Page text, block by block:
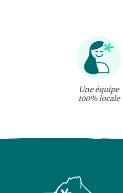
Une équipe
100% locale